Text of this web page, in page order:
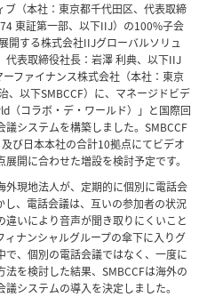
（本社：東京都千代田区、代表取締
東証第一部、以下IIJ）の100%子会
開する株式会社IIJグローバルソリュ
代表取締役社長：岩澤 利典、以下IIJ
ファイナンス株式会社（本社：東京
、以下SMBCCF）に、マネージドビデ
（コラボ・デ・ワールド）」と国際回
システムを構築しました。SMBCCF
び日本本社の合計10拠点にてビデオ
開に合わせた増設を検討予定です。
外現地法人が、定期的に個別に電話会
、電話会議は、互いの参加者の状況
いにより音声が聞き取りにくいこと
ナンシャルグループの傘下に入りグ
、個別の電話会議ではなく、一度に
を検討した結果、SMBCCFは海外の
システムの導入を決定しました。